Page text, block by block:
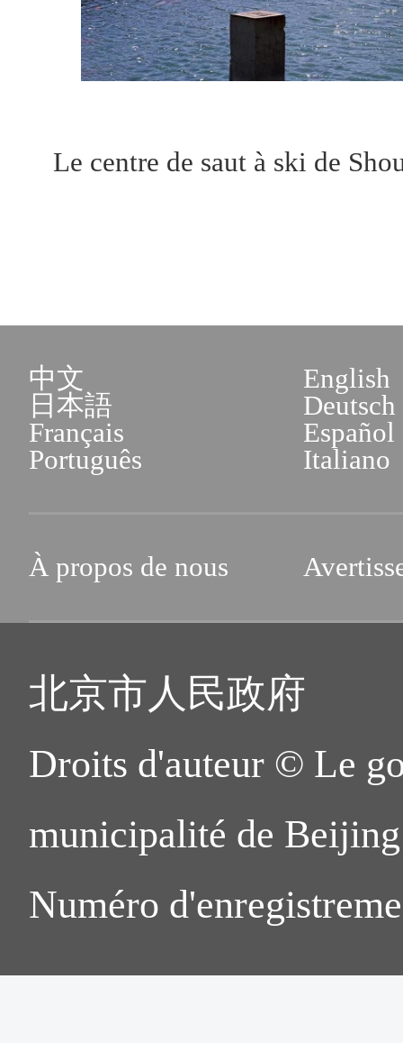
Le centre de saut à ski de
中文
English
日本語
Deutsch
Français
Español
Português
Italiano
À propos de nous
北京市人民政府
Droits d'auteur © Le
municipalité de
Numéro